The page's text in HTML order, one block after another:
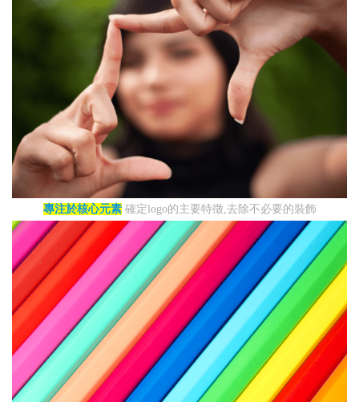
專注於核心元素確定logo的主要特徵,去除不必要的裝飾